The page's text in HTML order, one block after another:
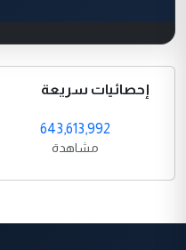
إحصائيات سريعة
643,613,992
مشاهدة